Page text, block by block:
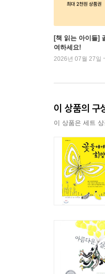
[책 읽는 아이들]
여하세요!
2026년 07월 27일
이 상품의 구
이 상품은 세트